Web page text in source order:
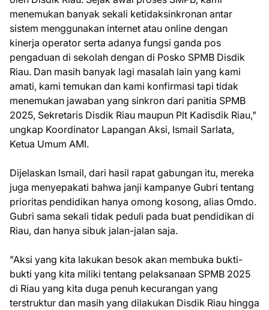
menemukan banyak sekali ketidaksinkronan antar
sistem menggunakan internet atau online dengan
kinerja operator serta adanya fungsi ganda pos
pengaduan di sekolah dengan di Posko SPMB Disdik
Riau. Dan masih banyak lagi masalah lain yang kami
amati, kami temukan dan kami konfirmasi tapi tidak
menemukan jawaban yang sinkron dari panitia SPMB
2025, Sekretaris Disdik Riau maupun Plt Kadisdik Riau,"
ungkap Koordinator Lapangan Aksi, Ismail Sarlata,
Ketua Umum AMI.
Dijelaskan Ismail, dari hasil rapat gabungan itu, mereka
juga menyepakati bahwa janji kampanye Gubri tentang
prioritas pendidikan hanya omong kosong, alias Omdo.
Gubri sama sekali tidak peduli pada buat pendidikan di
Riau, dan hanya sibuk jalan-jalan saja.
"Aksi yang kita lakukan besok akan membuka bukti-
bukti yang kita miliki tentang pelaksanaan SPMB 2025
di Riau yang kita duga penuh kecurangan yang
terstruktur dan masih yang dilakukan Disdik Riau hingga